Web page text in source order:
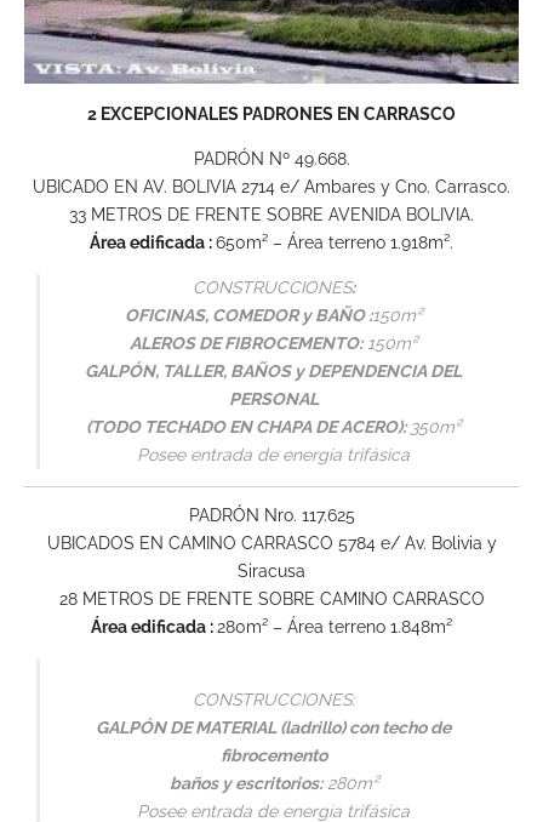
2 EXCEPCIONALES PADRONES EN CARRASCO
PADRÓN Nº 49.668.
UBICADO EN AV. BOLIVIA 2714 e/ Ambares y Cno. Carrasco.
33 METROS DE FRENTE SOBRE AVENIDA BOLIVIA.
Área edificada :650m² – Área terreno 1.918m².
CONSTRUCCIONES:
OFICINAS, COMEDOR y BAÑO :150m²
ALEROS DE FIBROCEMENTO:150m²
GALPÓN, TALLER, BAÑOS y DEPENDENCIA DEL
PERSONAL
(TODO TECHADO EN CHAPA DE ACERO): 350m²
Posee entrada de energía trifásica
PADRÓN Nro. 117.625
UBICADOS EN CAMINO CARRASCO 5784 e/ Av. Bolivia y
Siracusa
28 METROS DE FRENTE SOBRE CAMINO CARRASCO
Área edificada :280m² – Área terreno 1.848m²
CONSTRUCCIONES:
GALPÓN DE MATERIAL (ladrillo) con techo de
fibrocemento
baños y escritorios:280m²
Posee entrada de energía trifásica